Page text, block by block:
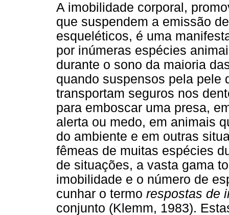
A imobilidade corporal,
que suspendem a emissão
esqueléticos, é uma
por inúmeras espécies
durante o sono da maioria
quando suspensos pela pele
transportam seguros nos
para emboscar uma presa,
alerta ou medo, em animais
do ambiente e em outras
fêmeas de muitas espécies
de situações, a vasta gama
imobilidade e o número de
cunhar o termo respostas de
conjunto (Klemm, 1983).